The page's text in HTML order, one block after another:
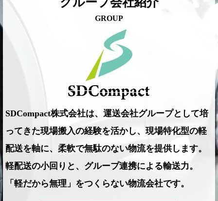
GROUP
SDCompact株式会社は、運送会社グループとして培
ってきた現場搬入の経験を活かし、現場特化型の軽
配送を軸に、柔軟で無駄のない物流を提供します。
軽配送の小回りと、グループ連携による輸送力。
「軽だから無理」をつくらない物流会社です。